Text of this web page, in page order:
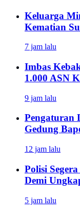
Keluarga
Kematian
7 jam lalu
Imbas
1.000 ASN
9 jam lalu
Pengaturan
Gedung
12 jam lalu
Polisi
Demi
5 jam lalu